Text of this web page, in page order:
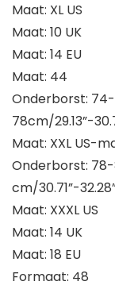
Maat: XL US
Maat: 10 UK
Maat: 14 EU
Maat: 44
Onderborst: 74-
78cm/29.13”-
Maat: XXL US-
Onderborst: 78-
cm/30.71”-
Maat: XXXL US
Maat: 14 UK
Maat: 18 EU
Formaat: 48